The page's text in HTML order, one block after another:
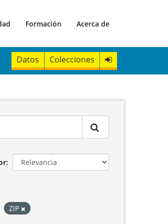
Formación Acerca de
Datos Colecciones
ZIP